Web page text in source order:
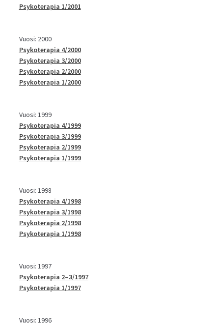
Psykoterapia 1/2001
Vuosi: 2000
Psykoterapia 4/2000
Psykoterapia 3/2000
Psykoterapia 2/2000
Psykoterapia 1/2000
Vuosi: 1999
Psykoterapia 4/1999
Psykoterapia 3/1999
Psykoterapia 2/1999
Psykoterapia 1/1999
Vuosi: 1998
Psykoterapia 4/1998
Psykoterapia 3/1998
Psykoterapia 2/1998
Psykoterapia 1/1998
Vuosi: 1997
Psykoterapia 2–3/1997
Psykoterapia 1/1997
Vuosi: 1996